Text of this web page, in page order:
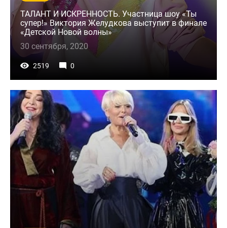
ТАЛАНТ И ИСКРЕННОСТЬ. Участница шоу «Ты
супер!» Виктория Желудкова выступит в финале
«Детской Новой волны»
30 сентября, 2020
2519 0